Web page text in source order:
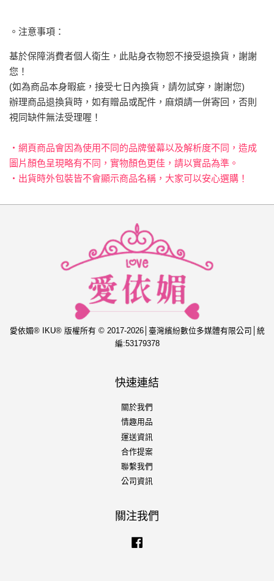
。注意事項：
基於保障消費者個人衛生，此貼身衣物恕不接受退換貨，謝謝
您！
(如為商品本身暇疵，接受七日內換貨，請勿試穿，謝謝您)
辦理商品退換貨時，如有贈品或配件，麻煩請一併寄回，否則
視同缺件無法受理喔！
‧網頁商品會因為使用不同的品牌螢幕以及解析度不同，造成
圖片顏色呈現略有不同，實物顏色更佳，請以實品為準。
‧出貨時外包裝皆不會顯示商品名稱，大家可以安心選購！
愛依媚® IKU® 版權所有 © 2017-2026│臺灣繽紛數位多媒體有限公司│統
編:53179378
快速連結
關於我們
情趣用品
運送資訊
合作提案
聯繫我們
公司資訊
關注我們